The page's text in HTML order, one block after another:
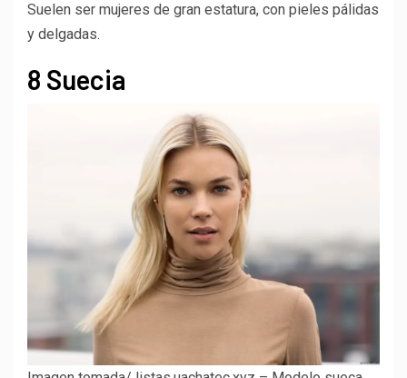
Suelen ser mujeres de gran estatura, con pieles pálidas
y delgadas.
8 Suecia